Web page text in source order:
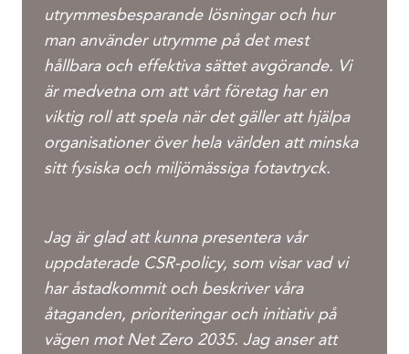
utrymmesbesparande lösningar och hur
man använder utrymme på det mest
hållbara och effektiva sättet avgörande. Vi
är medvetna om att vårt företag har en
viktig roll att spela när det gäller att hjälpa
organisationer över hela världen att minska
sitt fysiska och miljömässiga fotavtryck.
Jag är glad att kunna presentera vår
uppdaterade CSR-policy, som visar vad vi
har åstadkommit och beskriver våra
åtaganden, prioriteringar och initiativ på
vägen mot Net Zero 2035. Jag anser att